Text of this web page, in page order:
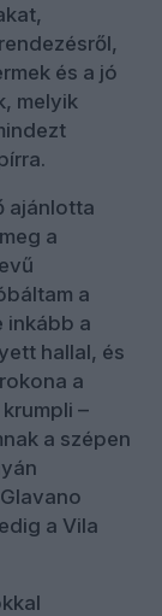
és a jó
melyik
ajánlotta
a
a
inkább a
hallal, és
a
–
a szépen
a Vila